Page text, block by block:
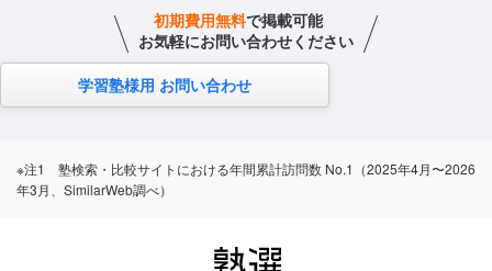
初期費用無料で掲載可能
お気軽にお問い合わせください
学習塾様用 お問い合わせ
※注1 塾検索・比較サイトにおける年間累計訪問数 No.1（2025年4月〜2026
年3月、SimilarWeb調べ）